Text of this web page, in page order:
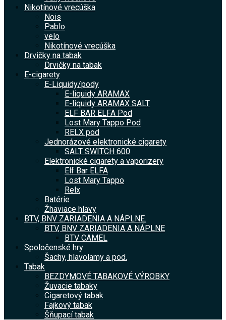
Nikotínové vrecúška
Nois
Pablo
velo
Nikotínové vrecúška
Drvičky na tabak
Drvičky na tabak
E-cigarety
E-Liquidy/pody
E-liquidy ARAMAX
E-liquidy ARAMAX SALT
ELF BAR ELFA Pod
Lost Mary Tappo Pod
RELX pod
Jednorázové elektronické cigarety
SALT SWITCH 600
Elektronické cigarety a vaporizery
Elf Bar ELFA
Lost Mary Tappo
Relx
Batérie
Žhaviace hlavy
BTV, BNV ZARIADENIA A NÁPLNE.
BTV, BNV ZARIADENIA A NÁPLNE
BTV CAMEL
Spoločenské hry
Šachy, hlavolamy a pod.
Tabak
BEZDYMOVÉ TABAKOVÉ VÝROBKY
Žuvacie tabaky
Cigaretový tabak
Fajkový tabak
Šňupací tabak